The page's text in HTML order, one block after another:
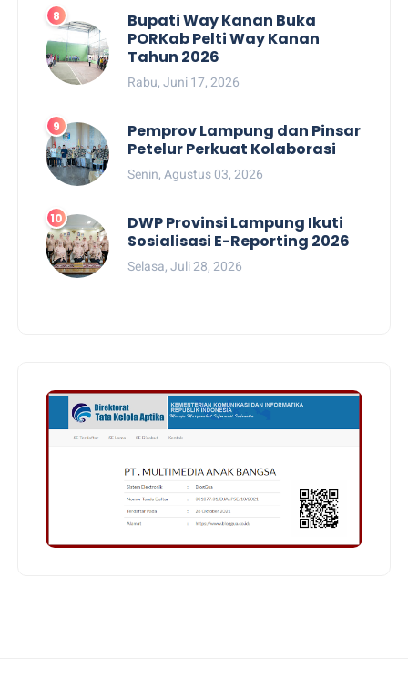
Bupati Way Kanan Buka
PORKab Pelti Way Kanan
Tahun 2026
Rabu, Juni 17, 2026
Pemprov Lampung dan Pinsar
Petelur Perkuat Kolaborasi
Senin, Agustus 03, 2026
DWP Provinsi Lampung Ikuti
Sosialisasi E-Reporting 2026
Selasa, Juli 28, 2026